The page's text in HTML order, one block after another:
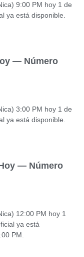
9:00 PM hoy 1 de
ya está disponible.
— Número
3:00 PM hoy 1 de
ya está disponible.
— Número
12:00 PM hoy 1
ya está
PM.